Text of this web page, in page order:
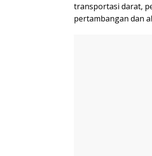
transportasi darat,
pertambangan dan